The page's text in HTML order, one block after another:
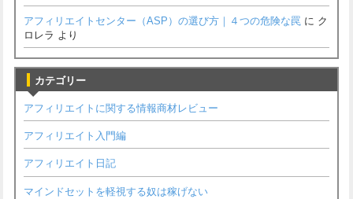
アフィリエイトセンター（ASP）の選び方｜４つの危険な罠に ク
ロレラ より
カテゴリー
アフィリエイトに関する情報商材レビュー
アフィリエイト入門編
アフィリエイト日記
マインドセットを軽視する奴は稼げない